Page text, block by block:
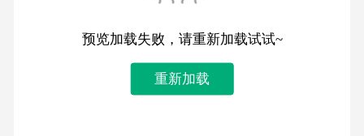
预览加载失败，请重新加载试试~
重新加载